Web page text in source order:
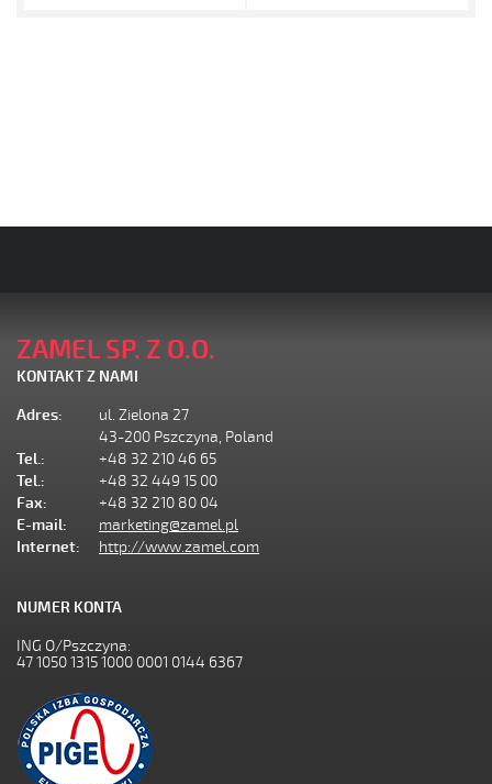
ZAMEL SP. Z O.O.
KONTAKT Z NAMI
Adres:
ul. Zielona 27
43-200 Pszczyna, Poland
Tel.:
+48 32 210 46 65
Tel.:
+48 32 449 15 00
Fax:
+48 32 210 80 04
E-mail:
marketing@zamel.pl
Internet:
http://www.zamel.com
NUMER KONTA
ING O/Pszczyna:
47 1050 1315 1000 0001 0144 6367